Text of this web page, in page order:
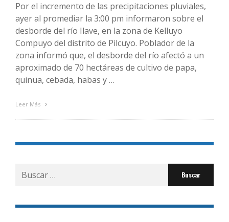
Por el incremento de las precipitaciones pluviales,
ayer al promediar la 3:00 pm informaron sobre el
desborde del río Ilave, en la zona de Kelluyo
Compuyo del distrito de Pilcuyo. Poblador de la
zona informó que, el desborde del río afectó a un
aproximado de 70 hectáreas de cultivo de papa,
quinua, cebada, habas y …
Leer Más
Buscar
por: